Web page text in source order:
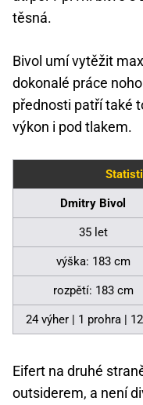
těsná.
Bivol umí vytěžit
dokonalé práce
přednosti patří také
výkon i pod tlakem.
Dmitry Bivol
35 let
výška: 183 cm
rozpětí: 183 cm
24 výher | 1 prohra |
Eifert na druhé
outsiderem, a není